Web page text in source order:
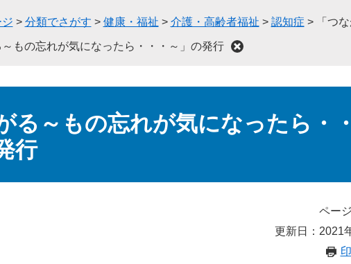
ジ > 分類でさがす > 健康・福祉 > 介護・高齢者福祉 > 認知症 > 「つ
～もの忘れが気になったら・・・～」の発行
る～もの忘れが気になったら・
行
ペー
更新日：2021